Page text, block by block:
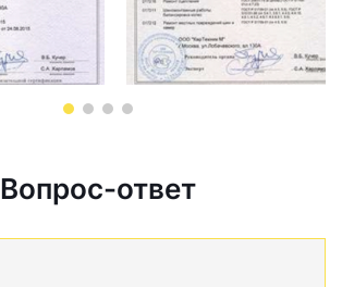
Вопрос-ответ